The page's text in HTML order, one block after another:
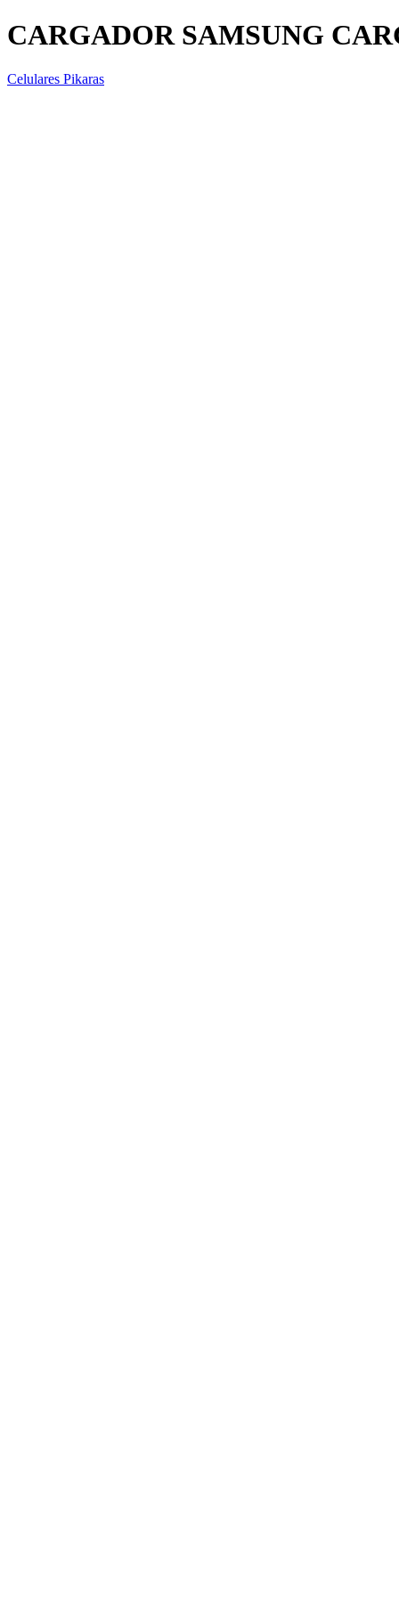
CARGADOR SAMSUNG
Celulares Pikaras